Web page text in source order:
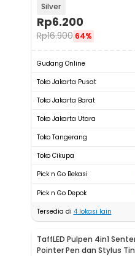
Silver
Rp6.200
Rp16.900 64%
Gudang Online
Toko Jakarta Pusat
Toko Jakarta Barat
Toko Jakarta Utara
Toko Tangerang
Toko Cikupa
Pick n Go Bekasi
Pick n Go Depok
Tersedia di 4lokasi lain
TaffLED Pulpen 4in1
Pointer Pen dan Stylus